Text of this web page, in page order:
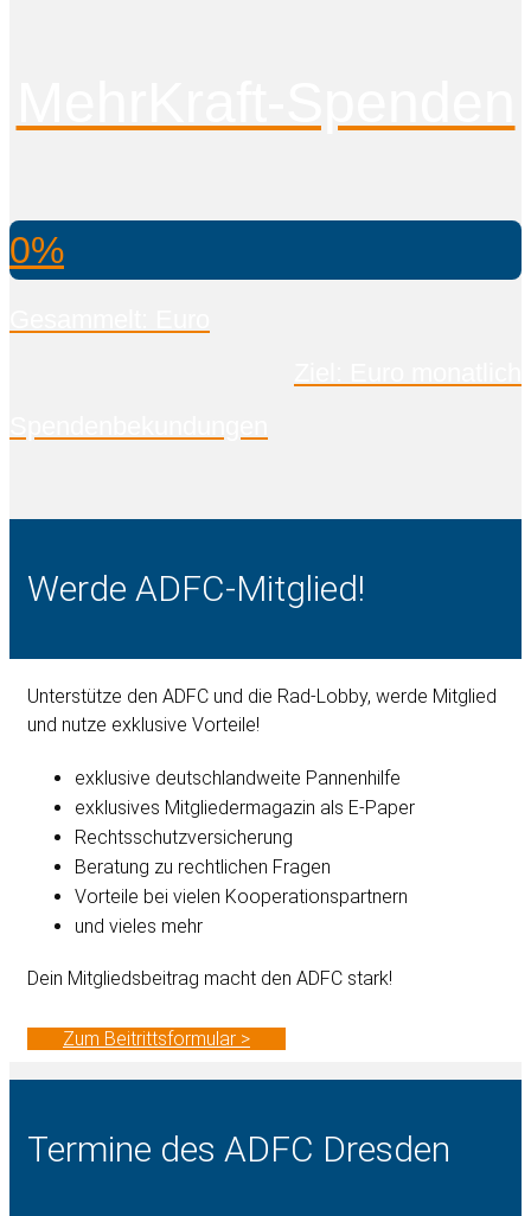
0%
Werde ADFC-Mitglied!
Unterstütze den ADFC und die Rad-Lobby, werde Mitglied
und nutze exklusive Vorteile!
exklusive deutschlandweite Pannenhilfe
exklusives Mitgliedermagazin als E-Paper
Rechtsschutzversicherung
Beratung zu rechtlichen Fragen
Vorteile bei vielen Kooperationspartnern
und vieles mehr
Dein Mitgliedsbeitrag macht den ADFC stark!
Zum Beitrittsformular >
Termine des ADFC Dresden